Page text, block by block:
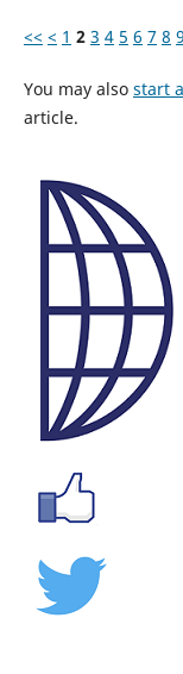
<< < 1 2 3 4 5 6 7 8 9
You may also start
article.